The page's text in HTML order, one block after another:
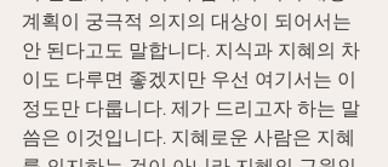
계획이 궁극적 의지의 대상이 되어서는
안 된다고도 말합니다. 지식과 지혜의 차
이도 다루면 좋겠지만 우선 여기서는 이
정도만 다룹니다. 제가 드리고자 하는 말
씀은 이것입니다. 지혜로운 사람은 지혜